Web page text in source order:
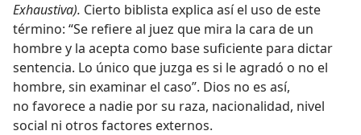
Exhaustiva). Cierto biblista explica así el uso de este
término: “Se refiere al juez que mira la cara de un
hombre y la acepta como base suficiente para dictar
sentencia. Lo único que juzga es si le agradó o no el
hombre, sin examinar el caso”. Dios no es así,
no favorece a nadie por su raza, nacionalidad, nivel
social ni otros factores externos.